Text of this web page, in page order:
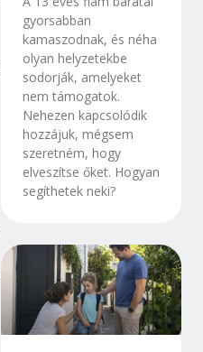
gyorsabban
kamaszodnak, és néha
olyan helyzetekbe
sodorják, amelyeket
nem támogatok.
Nehezen kapcsolódik
hozzájuk, mégsem
szeretném, hogy
elveszítse őket. Hogyan
segíthetek neki?